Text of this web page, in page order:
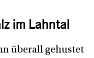
im Lahntal
überall gehustet